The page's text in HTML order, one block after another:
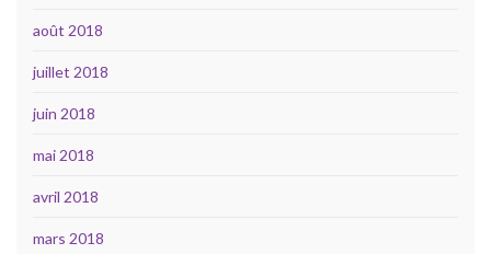
août 2018
juillet 2018
juin 2018
mai 2018
avril 2018
mars 2018